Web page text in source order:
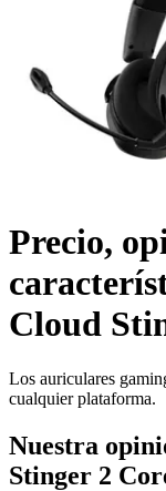
Precio,
Cloud
Los auriculares
cualquier plataforma.
Nuestra
Stinger 2